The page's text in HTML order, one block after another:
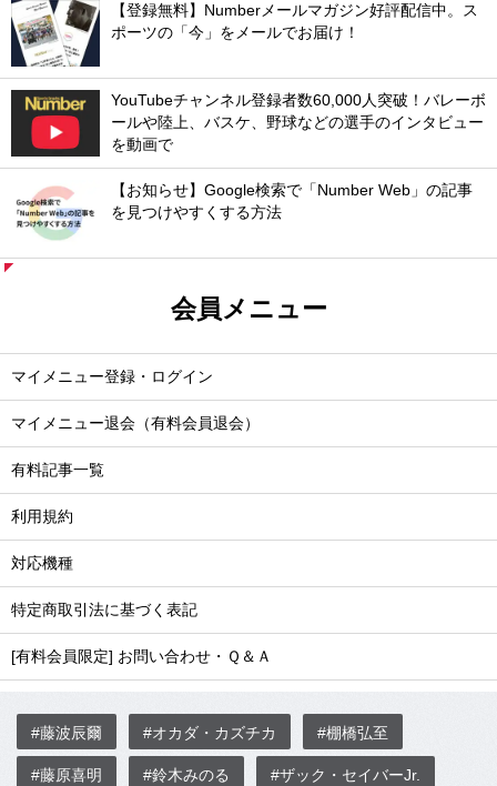
【登録無料】Numberメールマガジン好評配信中。ス
ポーツの「今」をメールでお届け！
YouTubeチャンネル登録者数60,000人突破！バレーボ
ールや陸上、バスケ、野球などの選手のインタビュー
を動画で
【お知らせ】Google検索で「Number Web」の記事
を見つけやすくする方法
会員メニュー
マイメニュー登録・ログイン
マイメニュー退会（有料会員退会）
有料記事一覧
利用規約
対応機種
特定商取引法に基づく表記
[有料会員限定] お問い合わせ・Ｑ＆Ａ
#藤波辰爾 #オカダ・カズチカ #棚橋弘至
#藤原喜明 #鈴木みのる #ザック・セイバーJr.